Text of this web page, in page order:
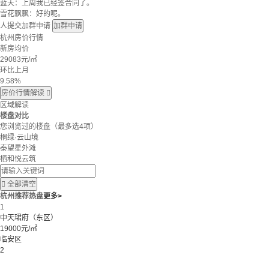
蓝天：上周我已经签合同了。
雪花飘飘：好的呢。
人提交加群申请 加群申请
杭州房价行情
新房均价
29083元/㎡
环比上月
9.58%
房价行情解读 
区域解读
楼盘对比
您浏览过的楼盘 （最多选4项）
桐绿·云山境
秦望星外滩
栖和悦云筑
 全部清空
杭州推荐热盘更多>
1
中天珺府（东区）
19000元/㎡
临安区
2